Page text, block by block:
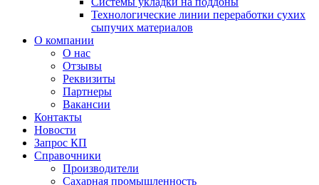
Технологические линии переработки сухих
сыпучих материалов
О компании
О нас
Отзывы
Реквизиты
Партнеры
Вакансии
Контакты
Новости
Запрос КП
Справочники
Производители
Сахарная промышленность